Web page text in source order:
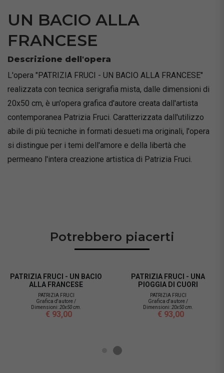
UN BACIO ALLA
FRANCESE
Descrizione dell'opera
L'opera "PATRIZIA FRUCI - UN BACIO ALLA FRANCESE"
realizzata con tecnica serigrafia mista, dalle dimensioni di
20x50 cm, è un'opera grafica d'autore creata dall'artista
contemporanea Patrizia Fruci. Caratterizzata dall'utilizzo
abile di più tecniche in formati desueti ma originali, l'opera
si distingue per i temi dell'amore e della libertà che
permeano l'intera creazione artistica di Patrizia Fruci.
Potrebbero piacerti
PATRIZIA FRUCI - UN BACIO
ALLA FRANCESE
PATRIZIA FRUCI
Grafica d'autore /
Dimensioni: 20x50 cm.
€ 93,00
PATRIZIA FRUCI - UNA
PIOGGIA DI CUORI
PATRIZIA FRUCI
Grafica d'autore /
Dimensioni: 20x50 cm.
€ 93,00